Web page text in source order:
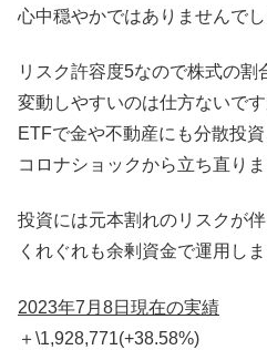
心中穏やかではありませんで
リスク許容度5なので株式の割
変動しやすいのは仕方ないです
ETFで金や不動産にも分散投
コロナショックから立ち直りま
投資には元本割れのリスクが
くれぐれも余剰資金で運用しま
2023年7月8日現在の実績
＋\1,928,771(+38.58%)